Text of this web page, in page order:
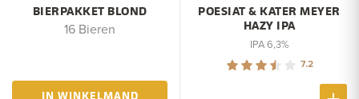
BIERPAKKET BLOND
16 Bieren
IN WINKELMAND
POESIAT & KATER MEYER
HAZY IPA
IPA 6,3%
7.2